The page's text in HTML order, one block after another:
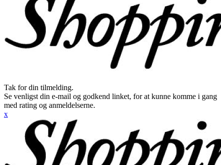
Tak for din tilmelding.
Se venligst din e-mail og godkend linket, for at kunne komme i gang
med rating og anmeldelserne.
x